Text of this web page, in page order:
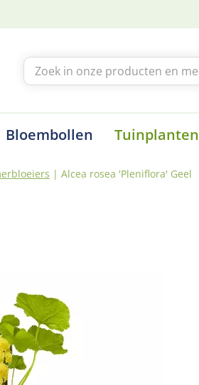
Alcea rosea 'Pleniflora' Geel
Bloembollen Tuinplanten